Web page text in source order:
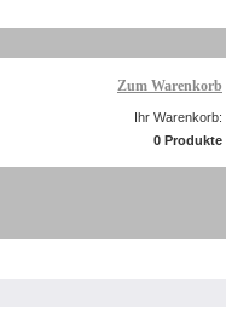
Zum Warenkorb
Ihr Warenkorb:
0 Produkte